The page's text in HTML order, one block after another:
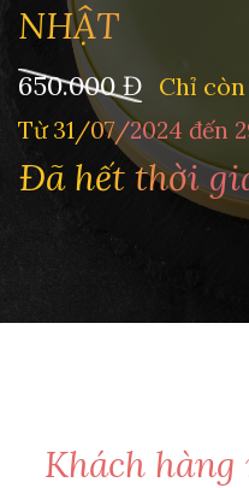
NHẬT
650.000 Đ Chỉ
Từ 31/07/2024 đến
Đã hết thời
Khách